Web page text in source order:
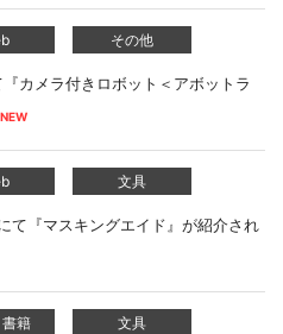
その他
カメラ付きロボット＜アボットラ
文具
て『マスキングエイド』が紹介され
籍 文具